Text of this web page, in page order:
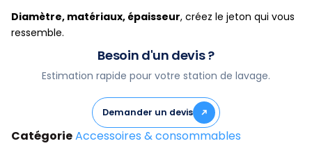
Diamètre, matériaux, épaisseur, créez le jeton qui vous
ressemble.
Besoin d'un devis ?
Estimation rapide pour votre station de lavage.
Demander un devis
CatégorieAccessoires & consommables